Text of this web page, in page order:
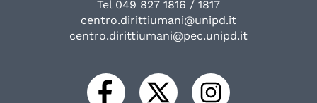
Tel 049 827 1816 / 1817
centro.dirittiumani@unipd.it
centro.dirittiumani@pec.unipd.it